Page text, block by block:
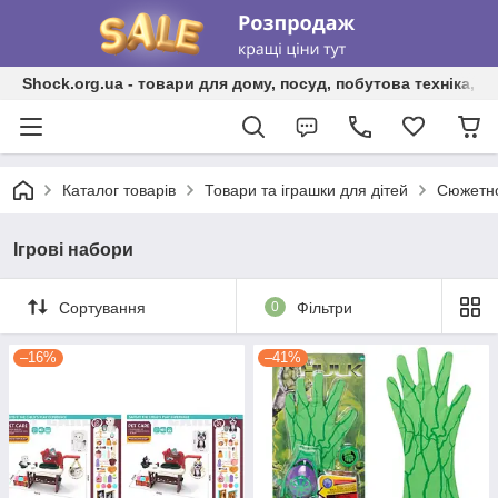
Shock.org.ua - товари для дому, посуд, побутова техніка,
Каталог товарів Товари та іграшки для дітей
Ігрові набори
Сортування 0 Фільтри
–16% –41%